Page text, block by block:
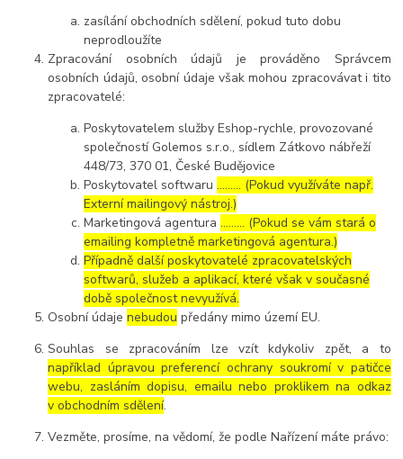
zasílání obchodních sdělení, pokud tuto dobu
neprodloužíte
Zpracování osobních údajů je prováděno Správcem
osobních údajů, osobní údaje však mohou zpracovávat i tito
zpracovatelé:
Poskytovatelem služby Eshop-rychle, provozované
společností Golemos s.r.o., sídlem Zátkovo nábřeží
448/73, 370 01, České Budějovice
Poskytovatel softwaru……… (Pokud využíváte např.
Externí mailingový nástroj.)
Marketingová agentura……… (Pokud se vám stará o
emailing kompletně marketingová agentura.)
Případně další poskytovatelé zpracovatelských
softwarů, služeb a aplikací, které však v současné
době společnost nevyužívá.
Osobní údajenebudou předány mimo území EU.
Souhlas se zpracováním lze vzít kdykoliv zpět, a to
například úpravou preferencí ochrany soukromí v patičce
webu, zasláním dopisu, emailu nebo proklikem na odkaz
v obchodním sdělení.
Vezměte, prosíme, na vědomí, že podle Nařízení máte právo: